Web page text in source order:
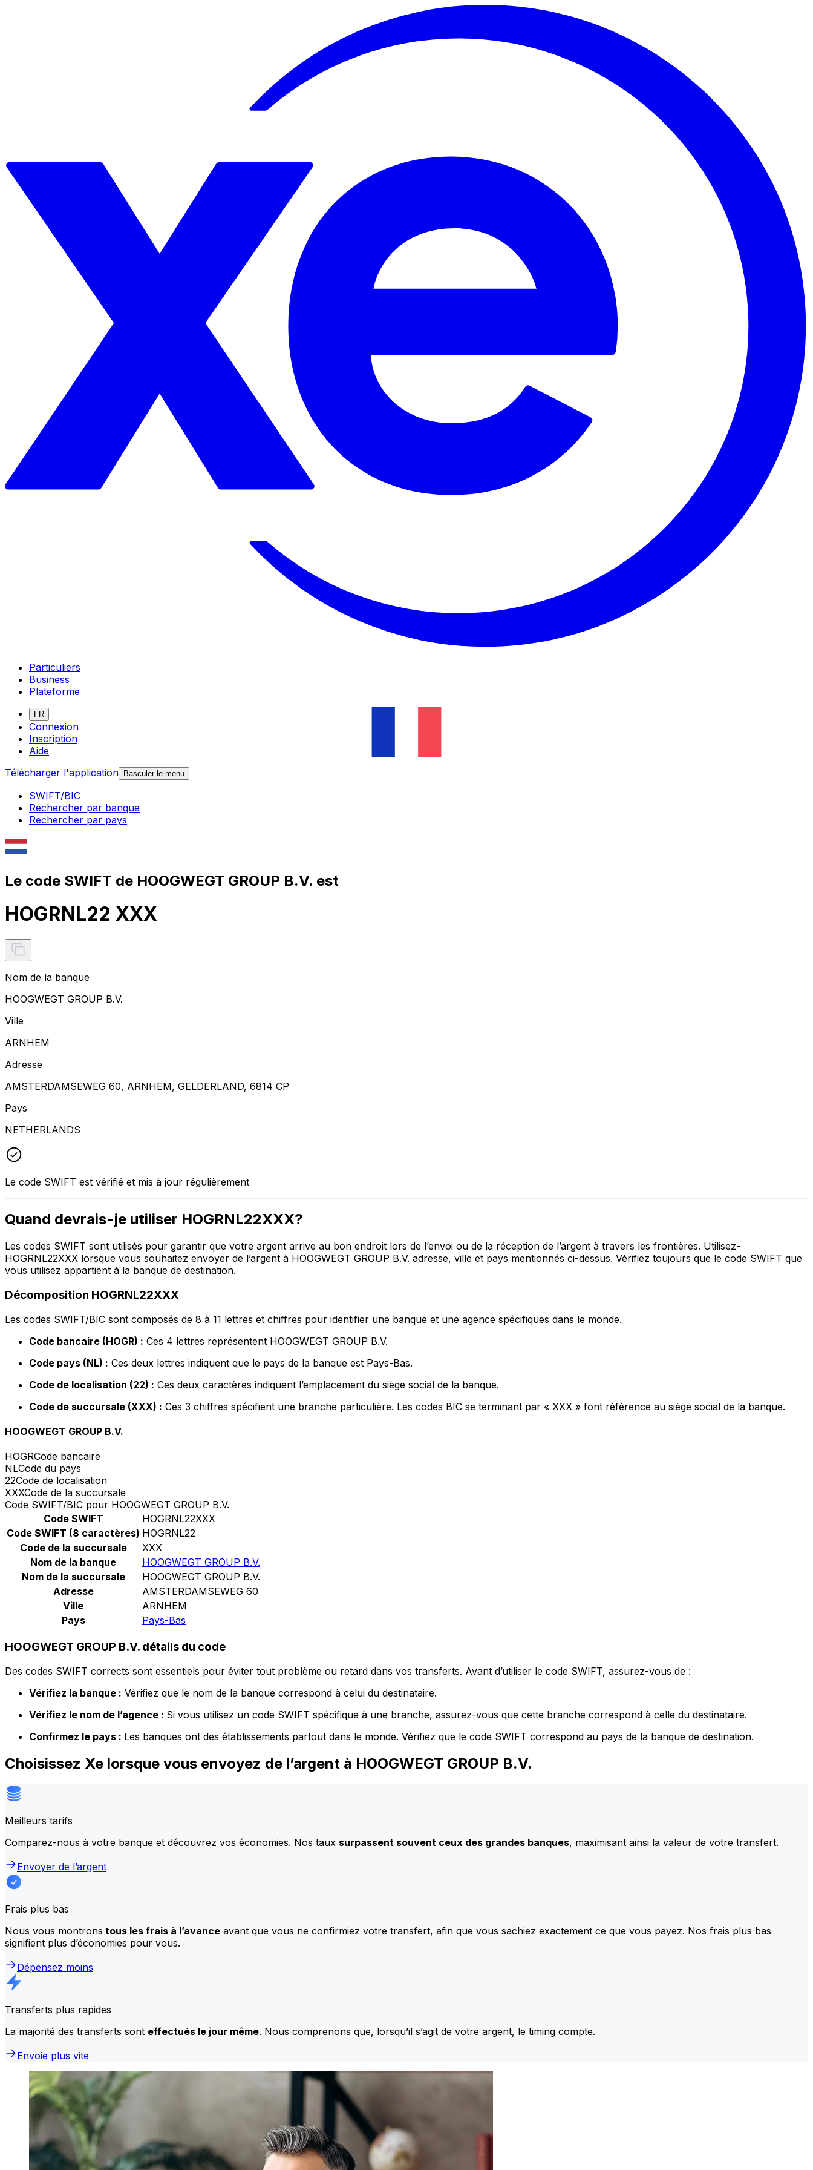
Particuliers
Business
Plateforme
FR
Connexion
Inscription
Aide
Télécharger l'application Basculer le menu
SWIFT/BIC
Rechercher par banque
Rechercher par pays
Le code SWIFT de HOOGWEGT GROUP B.V. est
HOGRNL22 XXX
Nom de la banque
HOOGWEGT GROUP B.V.
Ville
ARNHEM
Adresse
AMSTERDAMSEWEG 60, ARNHEM, GELDERLAND, 6814 CP
Pays
NETHERLANDS
Le code SWIFT est vérifié et mis à jour régulièrement
Quand devrais-je utiliser HOGRNL22XXX?
Les codes SWIFT sont utilisés pour garantir que votre argent arrive au bon endroit lors de l’envoi ou de la réception de l’argent à travers les frontières. Utilisez-
HOGRNL22XXX lorsque vous souhaitez envoyer de l’argent à HOOGWEGT GROUP B.V. adresse, ville et pays mentionnés ci-dessus. Vérifiez toujours que le code SWIFT que
vous utilisez appartient à la banque de destination.
Décomposition HOGRNL22XXX
Les codes SWIFT/BIC sont composés de 8 à 11 lettres et chiffres pour identifier une banque et une agence spécifiques dans le monde.
Code bancaire (HOGR) : Ces 4 lettres représentent HOOGWEGT GROUP B.V.
Code pays (NL) : Ces deux lettres indiquent que le pays de la banque est Pays-Bas.
Code de localisation (22) : Ces deux caractères indiquent l’emplacement du siège social de la banque.
Code de succursale (XXX) : Ces 3 chiffres spécifient une branche particulière. Les codes BIC se terminant par « XXX » font référence au siège social de la banque.
HOOGWEGT GROUP B.V.
HOGRCode bancaire
NLCode du pays
22Code de localisation
XXXCode de la succursale
Code SWIFT/BIC pour HOOGWEGT GROUP B.V.
Code SWIFT
HOGRNL22XXX
Code SWIFT (8 caractères) HOGRNL22
Code de la succursale
XXX
Nom de la banque
HOOGWEGT GROUP B.V.
Nom de la succursale
HOOGWEGT GROUP B.V.
Adresse
AMSTERDAMSEWEG 60
Ville
ARNHEM
Pays
Pays-Bas
HOOGWEGT GROUP B.V. détails du code
Des codes SWIFT corrects sont essentiels pour éviter tout problème ou retard dans vos transferts. Avant d’utiliser le code SWIFT, assurez-vous de :
Vérifiez la banque : Vérifiez que le nom de la banque correspond à celui du destinataire.
Vérifiez le nom de l’agence : Si vous utilisez un code SWIFT spécifique à une branche, assurez-vous que cette branche correspond à celle du destinataire.
Confirmez le pays : Les banques ont des établissements partout dans le monde. Vérifiez que le code SWIFT correspond au pays de la banque de destination.
Choisissez Xe lorsque vous envoyez de l’argent à HOOGWEGT GROUP B.V.
Meilleurs tarifs
Comparez-nous à votre banque et découvrez vos économies. Nos taux surpassent souvent ceux des grandes banques, maximisant ainsi la valeur de votre transfert.
Envoyer de l’argent
Frais plus bas
Nous vous montrons tous les frais à l’avance avant que vous ne confirmiez votre transfert, afin que vous sachiez exactement ce que vous payez. Nos frais plus bas
signifient plus d’économies pour vous.
Dépensez moins
Transferts plus rapides
La majorité des transferts sont effectués le jour même. Nous comprenons que, lorsqu’il s’agit de votre argent, le timing compte.
Envoie plus vite